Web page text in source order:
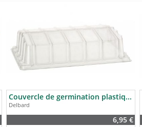
Couvercle de germination plastique - Delbard
Delbard
6,95 €